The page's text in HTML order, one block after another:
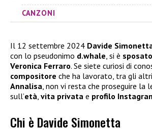
CANZONI
Il 12 settembre 2024 Davide
con lo pseudonimo d.whale, si è sposato
Veronica Ferraro. Se siete curiosi di
compositore che ha lavorato, tra gli
Annalisa, non vi resta che proseguire la
sull’età, vita privata e profilo
Chi è Davide Simonetta